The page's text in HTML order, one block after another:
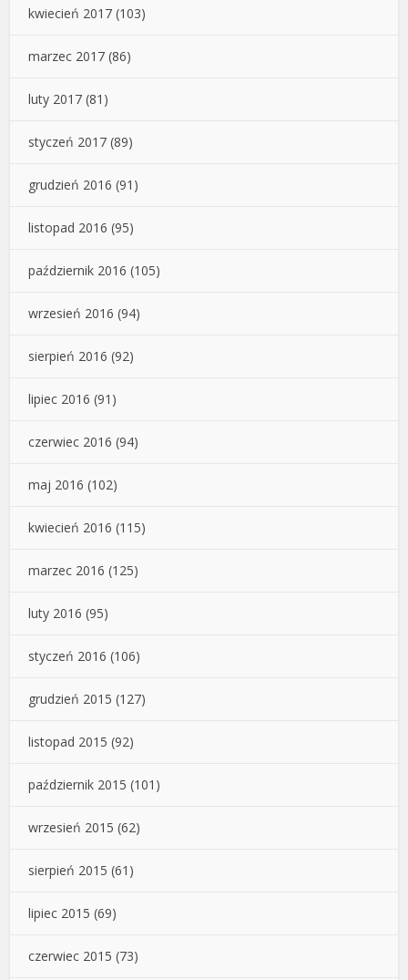
kwiecień 2017 (103)
marzec 2017 (86)
luty 2017 (81)
styczeń 2017 (89)
grudzień 2016 (91)
listopad 2016 (95)
październik 2016 (105)
wrzesień 2016 (94)
sierpień 2016 (92)
lipiec 2016 (91)
czerwiec 2016 (94)
maj 2016 (102)
kwiecień 2016 (115)
marzec 2016 (125)
luty 2016 (95)
styczeń 2016 (106)
grudzień 2015 (127)
listopad 2015 (92)
październik 2015 (101)
wrzesień 2015 (62)
sierpień 2015 (61)
lipiec 2015 (69)
czerwiec 2015 (73)